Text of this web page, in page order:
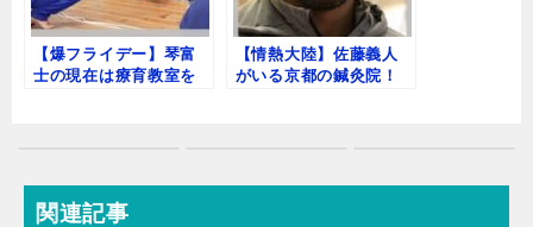
【爆フライデー】琴富
士の現在は療育教室を
【情熱大陸】佐藤義人
がいる京都の鍼灸院！
関連記事